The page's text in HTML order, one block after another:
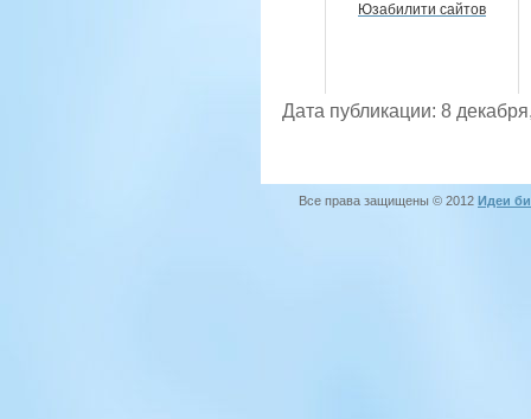
Юзабилити сайтов
Дата публикации: 8
Все права защищены © 2012 Идеи